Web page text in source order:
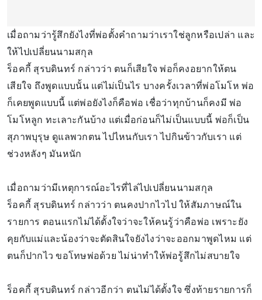
เมื่อถามว่ารู้สึกยังไงที่พ่อตั้งคำถามว่าเราใช่ลูกหรือเปล่า และ
ให้ไปเปลี่ยนนามสกุล
ร็อคกี้ สุรบดินทร์ กล่าวว่า ตนก็เสียใจ พ่อก็คงอยากให้ตน
เสียใจ ถึงพูดแบบนั้น แต่ไม่เป็นไร บางครั้งเวลาที่พ่อโมโห พ่อ
ก็เคยพูดแบบนี้ แต่พ่อยังไงก็คือพ่อ เชื่อว่าทุกบ้านก็คงมี พ่อ
โมโหลูก ทะเลาะกันบ้าง แต่เมื่อก่อนก็ไม่เป็นแบบนี้ พ่อก็เป็น
สุภาพบุรุษ ดูแลพวกตน ไปไหนกับเรา ไปกินข้าวกับเรา แต่
ช่วงหลังๆ มันหนัก
เมื่อถามว่ามีเหตุการณ์อะไรที่ไล่ไปเปลี่ยนนามสกุล
ร็อคกี้ สุรบดินทร์ กล่าวว่า ตนคงปากไวไป ให้สัมภาษณ์ใน
รายการ ตอนแรกไม่ได้ตั้งใจว่าจะให้คนรู้ว่าคือพ่อ เพราะยัง
คุยกับแม่และน้องว่าจะตัดสินใจยังไงว่าจะออกมาพูดไหม แต่
ตนก็ปากไว ขอโทษพ่อด้วย ไม่น่าทำให้พ่อรู้สึกไม่สบายใจ
ร็อคกี้ สุรบดินทร์ กล่าวอีกว่า ตนไม่ได้ตั้งใจ ซึ่งท้ายรายการก็